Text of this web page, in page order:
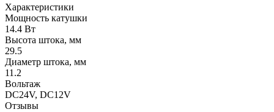
Характеристики
Мощность катушки
14.4 Вт
Высота штока, мм
29.5
Диаметр штока, мм
11.2
Вольтаж
DC24V, DC12V
Отзывы